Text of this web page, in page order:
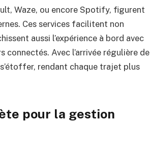
Waze, ou encore Spotify, figurent
Ces services facilitent non
aussi l’expérience à bord avec
Avec l’arrivée régulière de
rendant chaque trajet plus
pour la gestion